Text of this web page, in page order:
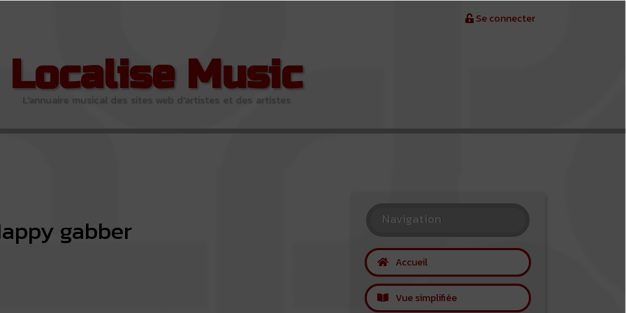
Se connecter
Localise Music
L'annuaire musical des sites web d'artistes et des artistes
gabber Navigation
Accueil
Vue simplifiée